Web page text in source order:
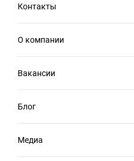
Контакты
О компании
Вакансии
Блог
Медиа